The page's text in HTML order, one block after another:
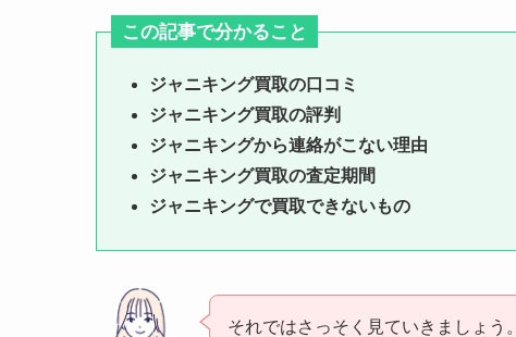
この記事で分かること
ジャニキング買取の口コミ
ジャニキング買取の評判
ジャニキングから連絡がこない理由
ジャニキング買取の査定期間
ジャニキングで買取できないもの
それではさっそく見ていきましょう。